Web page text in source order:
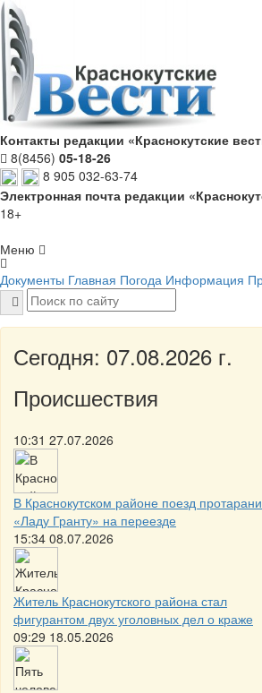
Контакты редакции «Краснокутские
8(8456) 05-18-26
8 905 032-63-74
Электронная почта редакции
18+
Меню
Документы Главная Погода Информация
Сегодня: 07.08.2026 г.
Происшествия
10:31 27.07.2026
В Краснокутском районе поезд
«Ладу Гранту» на переезде
15:34 08.07.2026
Житель Краснокутского района стал
фигурантом двух уголовных дел о краже
09:29 18.05.2026